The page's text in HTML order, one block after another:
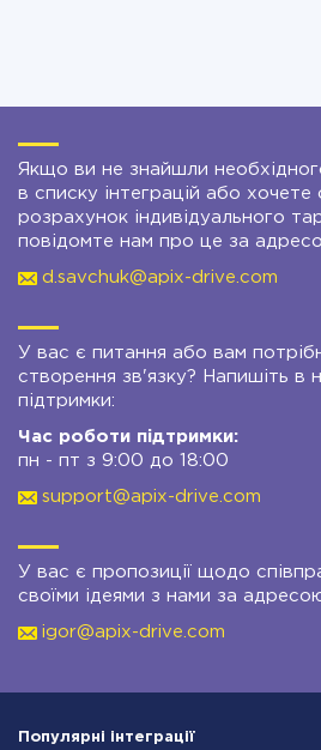
Якщо ви не знайшли
в списку інтеграцій або хочете
розрахунок індивідуального
повідомте нам про це за
d.savchuk@apix-drive.com
У вас є питання або вам
створення зв'язку? Напишіть в
підтримки:
Час роботи підтримки:
пн - пт з 9:00 до 18:00
support@apix-drive.com
У вас є пропозиції щодо
своїми ідеями з нами за
igor@apix-drive.com
Популярні інтеграції